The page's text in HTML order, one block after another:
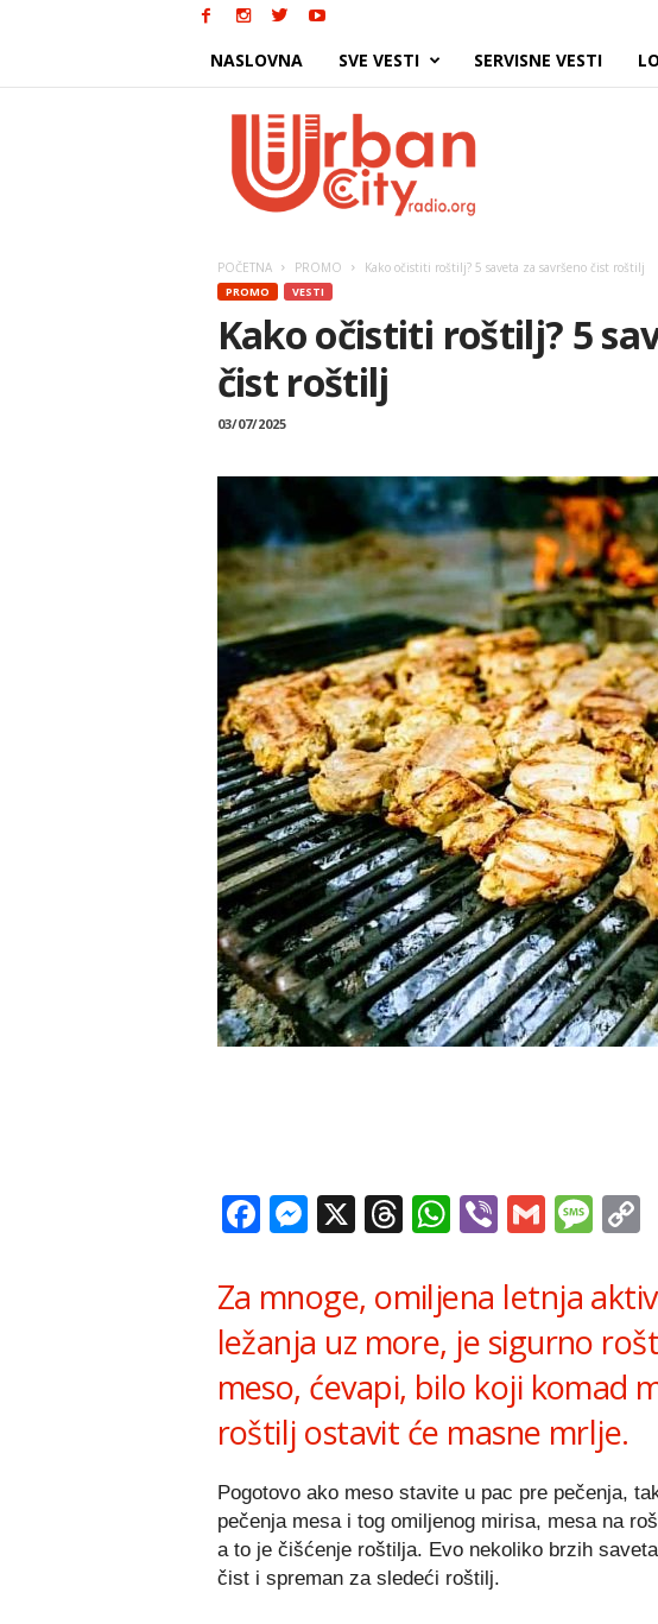
NASLOVNA SVE VESTI SERVISNE VESTI
POČETNA PROMO Kako očistiti roštilj? 5 saveta za savršeno čist roštilj
PROMO VESTI
Kako očistiti roštilj? 5
čist roštilj
03/07/2025
Facebook
Messenger
X Threads
WhatsApp
ViberGmail
Za mnoge, omiljena letnja
ležanja uz more, je sigurno
meso, ćevapi, bilo koji komad
roštilj ostavit će masne mrlje.
Pogotovo ako meso stavite u pac pre pečenja,
pečenja mesa i tog omiljenog mirisa, mesa na
a to je čišćenje roštilja. Evo nekoliko brzih
čist i spreman za sledeći roštilj.